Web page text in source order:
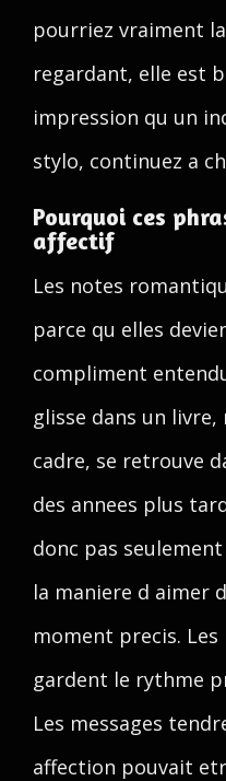
pourriez vraiment
regardant, elle est
impression qu un
stylo, continuez a
Pourquoi ces
affectif
Les notes
parce qu elles
compliment
glisse dans un
cadre, se retrouve
des annees plus
donc pas
la maniere d aimer
moment precis. Les
gardent le rythme
Les messages
affection pouvait